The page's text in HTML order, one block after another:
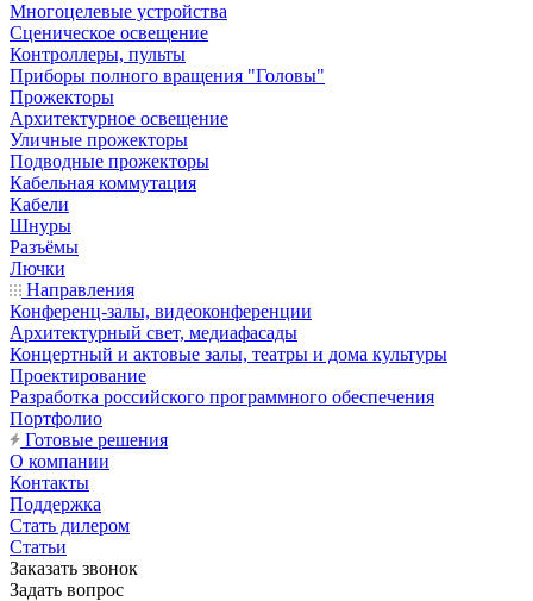
Многоцелевые устройства
Сценическое освещение
Контроллеры, пульты
Приборы полного вращения "Головы"
Прожекторы
Архитектурное освещение
Уличные прожекторы
Подводные прожекторы
Кабельная коммутация
Кабели
Шнуры
Разъёмы
Лючки
Направления
Конференц-залы, видеоконференции
Архитектурный свет, медиафасады
Концертный и актовые залы, театры и дома культуры
Проектирование
Разработка российского программного обеспечения
Портфолио
Готовые решения
О компании
Контакты
Поддержка
Стать дилером
Статьи
Заказать звонок
Задать вопрос